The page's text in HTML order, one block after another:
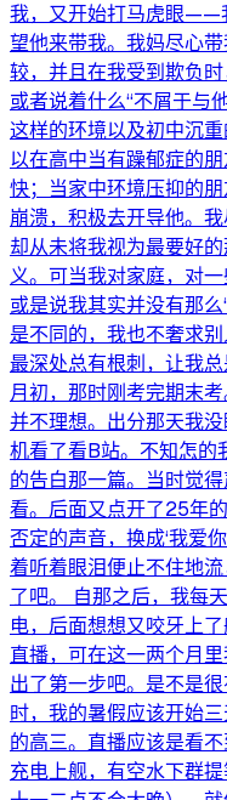
我，又开始打马虎眼——
望他来带我。我妈尽心
较，并且在我受到欺负时
或者说着什么“不屑于与
这样的环境以及初中沉
以在高中当有躁郁症的
快；当家中环境压抑的
崩溃，积极去开导他。
却从未将我视为最要好
义。可当我对家庭，对
或是说我其实并没有那
是不同的，我也不奢求
最深处总有根刺，让我
月初，那时刚考完期末
并不理想。出分那天我
机看了看B站。不知怎的
的告白那一篇。当时觉
看。后面又点开了25年
否定的声音，换成‘我爱
着听着眼泪便止不住地
了吧。 自那之后，我每
电，后面想想又咬牙上
直播，可在这一两个月
出了第一步吧。是不是
时，我的暑假应该开始
的高三。直播应该是看
充电上舰，有空水下群